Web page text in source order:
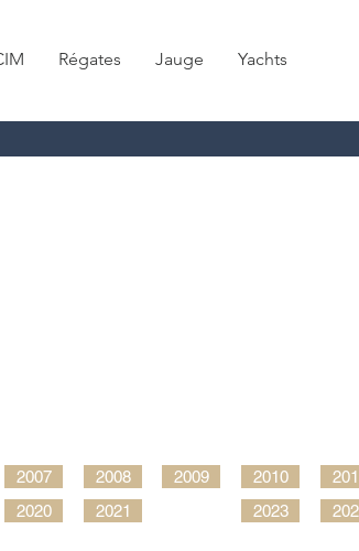
Régates Jauge Yachts
2007
2020
2008
2021
2009
2010
2023